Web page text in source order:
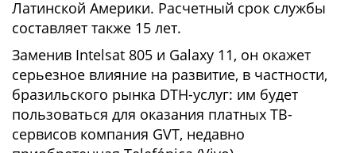
Латинской Америки. Расчетный срок службы
составляет также 15 лет.
Заменив Intelsat 805 и Galaxy 11, он окажет
серьезное влияние на развитие, в частности,
бразильского рынка DTH-услуг: им будет
пользоваться для оказания платных ТВ-
сервисов компания GVT, недавно